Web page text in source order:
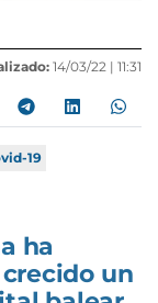
14/03/22 | 11:31
19
ha
un